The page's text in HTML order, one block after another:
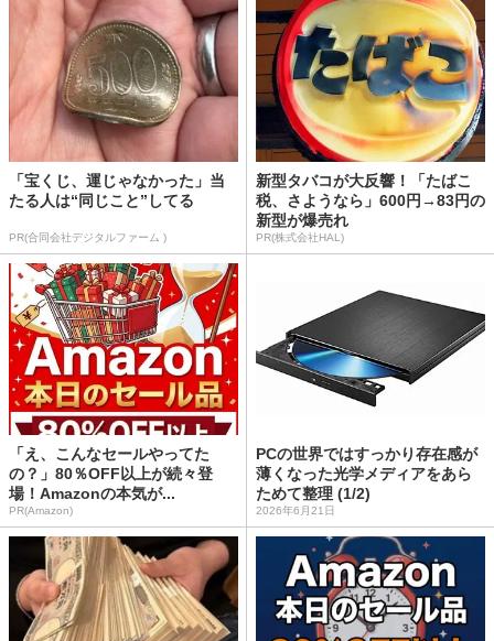
「宝くじ、運じゃなかった」当
たる人は“同じこと”してる
PR(合同会社デジタルファーム )
新型タバコが大反響！「たばこ
税、さようなら」600円→83円の
新型が爆売れ
PR(株式会社HAL)
「え、こんなセールやってた
の？」80％OFF以上が続々登
場！Amazonの本気が...
PR(Amazon)
PCの世界ではすっかり存在感が
薄くなった光学メディアをあら
ためて整理 (1/2)
2026年6月21日